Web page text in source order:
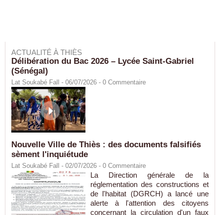
ACTUALITÉ À THIÈS
Délibération du Bac 2026 – Lycée Saint-Gabriel
(Sénégal)
Lat Soukabé Fall - 06/07/2026 - 0 Commentaire
Nouvelle Ville de Thiès : des documents falsifiés
sèment l'inquiétude
Lat Soukabé Fall - 02/07/2026 - 0 Commentaire
La Direction générale de la
réglementation des constructions et
de l'habitat (DGRCH) a lancé une
alerte à l'attention des citoyens
concernant la circulation d'un faux